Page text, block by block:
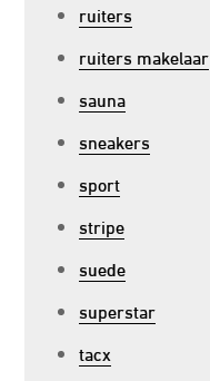
ruiters
ruiters makelaar
sauna
sneakers
sport
stripe
suede
superstar
tacx